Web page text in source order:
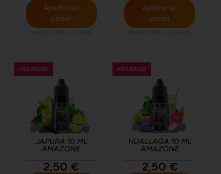
Ajouter au
panier
Ajouter au
panier
PRIX ROUGE
JAPURÁ 10 ML
AMAZONE
2,50 €
PRIX ROUGE
HUALLAGA 10 ML
AMAZONE
2,50 €